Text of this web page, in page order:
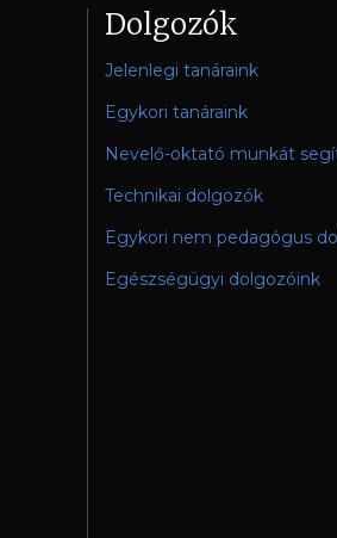
Dolgozók
Jelenlegi tanáraink
Egykori tanáraink
Nevelő-oktató munkát
Technikai dolgozók
Egykori nem pedagógus
Egészségügyi dolgozóink